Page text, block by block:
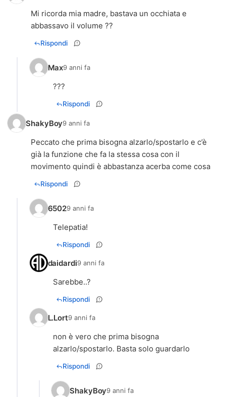
Mi ricorda mia madre, bastava un occhiata e
abbassavo il volume ??
Rispondi
Max9 anni fa
???
Rispondi
ShakyBoy9 anni fa
Peccato che prima bisogna alzarlo/spostarlo e c’è
già la funzione che fa la stessa cosa con il
movimento quindi è abbastanza acerba come cosa
Rispondi
65029 anni fa
Telepatia!
Rispondi
daidardi9 anni fa
Sarebbe..?
Rispondi
L.Lort9 anni fa
non è vero che prima bisogna
alzarlo/spostarlo. Basta solo guardarlo
Rispondi
ShakyBoy9 anni fa